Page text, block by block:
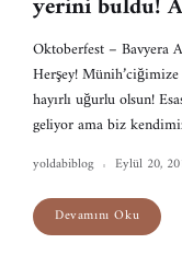
Oktoberfest – Bavyera
Herşey!
hayırlı uğurlu olsun!
geliyor ama biz
yoldabiblog Eylül 20,
Devamını Oku